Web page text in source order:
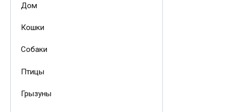
Дом
Кошки
Собаки
Птицы
Грызуны